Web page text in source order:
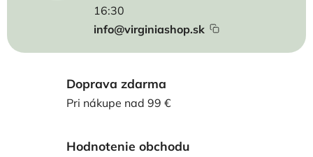
16:30
info@virginiashop.sk
Doprava zdarma
Pri nákupe nad 99 €
Hodnotenie obchodu